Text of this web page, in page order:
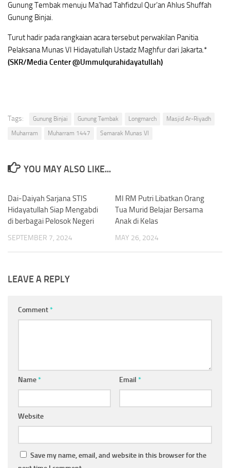
Gunung Tembak menuju Ma’had Tahfidzul Qur’an Ahlus Shuffah
Gunung Binjai.
Turut hadir pada rangkaian acara tersebut perwakilan Panitia
Pelaksana Munas VI Hidayatullah Ustadz Maghfur dari Jakarta.*
(SKR/Media Center @Ummulqurahidayatullah)
Tags: Gunung Binjai Gunung Tembak Longmarch
Masjid Ar-Riyadh
Muharram
Muharram 1447 Semarak Munas VI
YOU MAY ALSO LIKE...
Dai-Daiyah Sarjana STIS
Hidayatullah Siap Mengabdi
di berbagai Pelosok Negeri
SEPTEMBER 7, 2024
MI RM Putri Libatkan Orang
Tua Murid Belajar Bersama
Anak di Kelas
MAY 26, 2024
LEAVE A REPLY
Comment*
Name* Email *
Website
Save my name, email, and website in this browser for the